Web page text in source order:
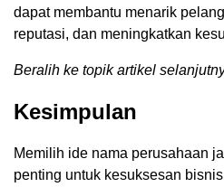
dapat membantu menarik
reputasi, dan meningkatkan
Beralih ke topik artikel
Kesimpulan
Memilih ide nama perusahaan
penting untuk kesuksesan